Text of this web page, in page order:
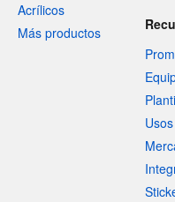
Acrílicos
Más productos
Usos